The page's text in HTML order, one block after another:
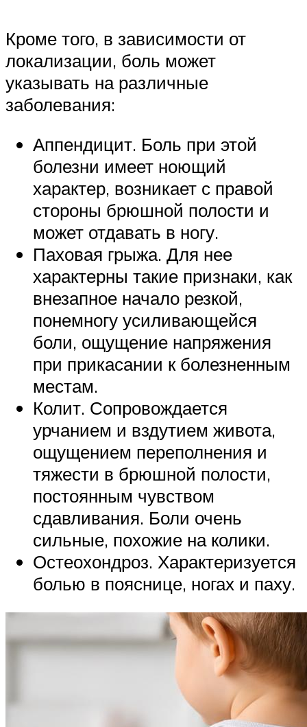
Кроме того, в зависимости от
локализации, боль может
указывать на различные
заболевания:
Аппендицит. Боль при этой
болезни имеет ноющий
характер, возникает с правой
стороны брюшной полости и
может отдавать в ногу.
Паховая грыжа. Для нее
характерны такие признаки, как
внезапное начало резкой,
понемногу усиливающейся
боли, ощущение напряжения
при прикасании к болезненным
местам.
Колит. Сопровождается
урчанием и вздутием живота,
ощущением переполнения и
тяжести в брюшной полости,
постоянным чувством
сдавливания. Боли очень
сильные, похожие на колики.
Остеохондроз. Характеризуется
болью в пояснице, ногах и паху.